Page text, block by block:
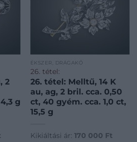
2
g
ÉKSZER, DRÁGAKŐ
26. tétel:
26. tétel: Melltű, 14 K
au, ag, 2 bril. cca. 0,50
ct, 40 gyém. cca. 1,0 ct,
15,5 g
Kikiáltási ár: 170 000 Ft